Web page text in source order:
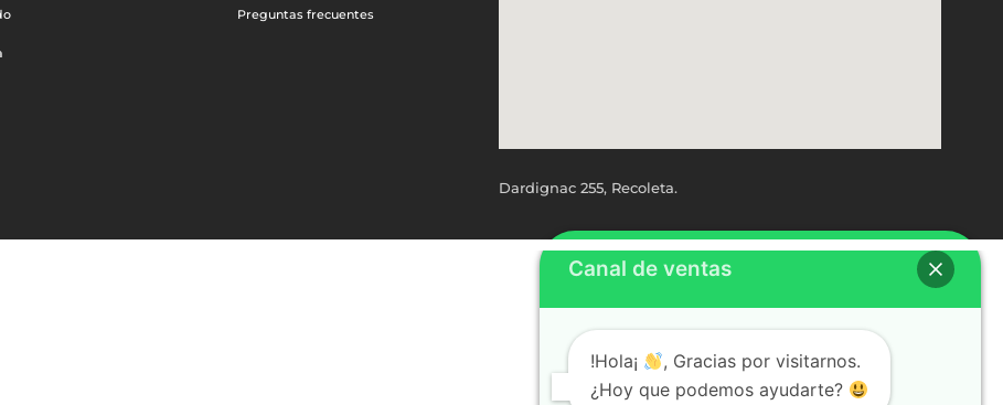
Preguntas frecuentes
Dardignac 255, Recoleta.
Canal de ventas
!Hola¡
, Gracias por visitarnos.
¿Hoy que podemos ayudarte?